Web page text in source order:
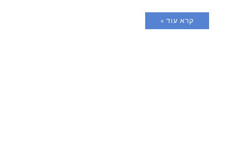
קרא עוד »